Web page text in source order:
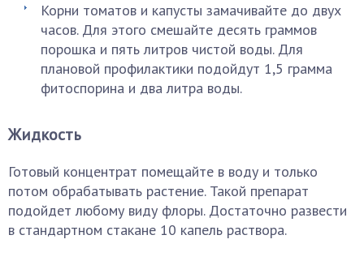
Корни томатов и капусты замачивайте до двух
часов. Для этого смешайте десять граммов
порошка и пять литров чистой воды. Для
плановой профилактики подойдут 1,5 грамма
фитоспорина и два литра воды.
Жидкость
Готовый концентрат помещайте в воду и только
потом обрабатывать растение. Такой препарат
подойдет любому виду флоры. Достаточно развести
в стандартном стакане 10 капель раствора.